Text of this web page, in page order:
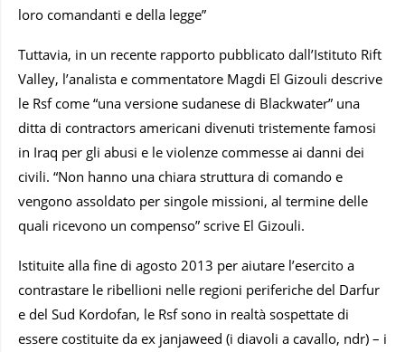
loro comandanti e della legge”
Tuttavia, in un recente rapporto pubblicato dall’Istituto Rift
Valley, l’analista e commentatore Magdi El Gizouli descrive
le Rsf come “una versione sudanese di Blackwater” una
ditta di contractors americani divenuti tristemente famosi
in Iraq per gli abusi e le violenze commesse ai danni dei
civili. “Non hanno una chiara struttura di comando e
vengono assoldato per singole missioni, al termine delle
quali ricevono un compenso” scrive El Gizouli.
Istituite alla fine di agosto 2013 per aiutare l’esercito a
contrastare le ribellioni nelle regioni periferiche del Darfur
e del Sud Kordofan, le Rsf sono in realtà sospettate di
essere costituite da ex janjaweed (i diavoli a cavallo, ndr) – i